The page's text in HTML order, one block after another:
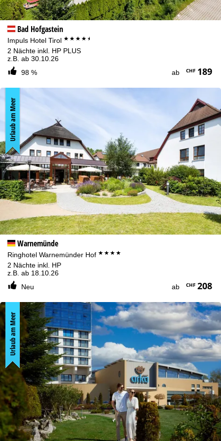
Bad Hofgastein
Impuls Hotel Tirol ****+
2 Nächte inkl. HP PLUS
z.B. ab 30.10.26
98 %
ab CHF189
Warnemünde
Ringhotel Warnemünder Hof ****
2 Nächte inkl. HP
z.B. ab 18.10.26
Neu
ab CHF208
Urlaub am Meer
Urlaub am Meer